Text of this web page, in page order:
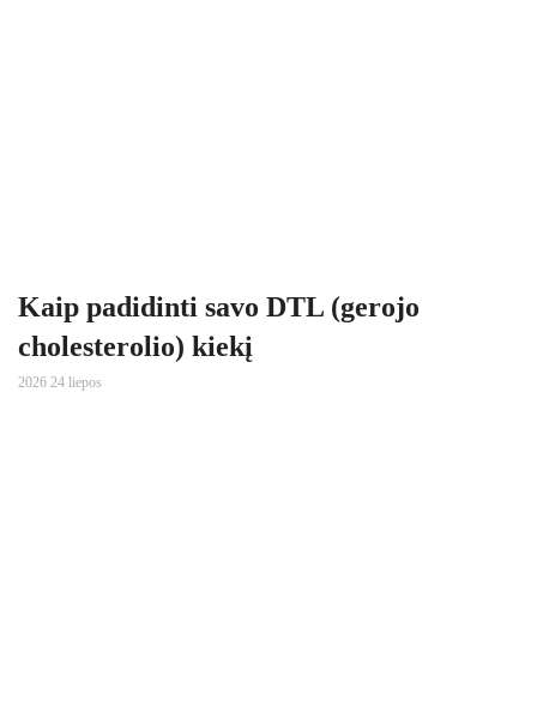
Kaip padidinti savo DTL (gerojo
cholesterolio) kiekį
2026 24 liepos